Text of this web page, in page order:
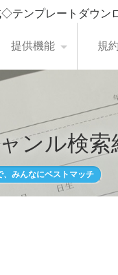
テンプレートダウ
提供機能 規
ンル検索
、みんなにベストマッチ